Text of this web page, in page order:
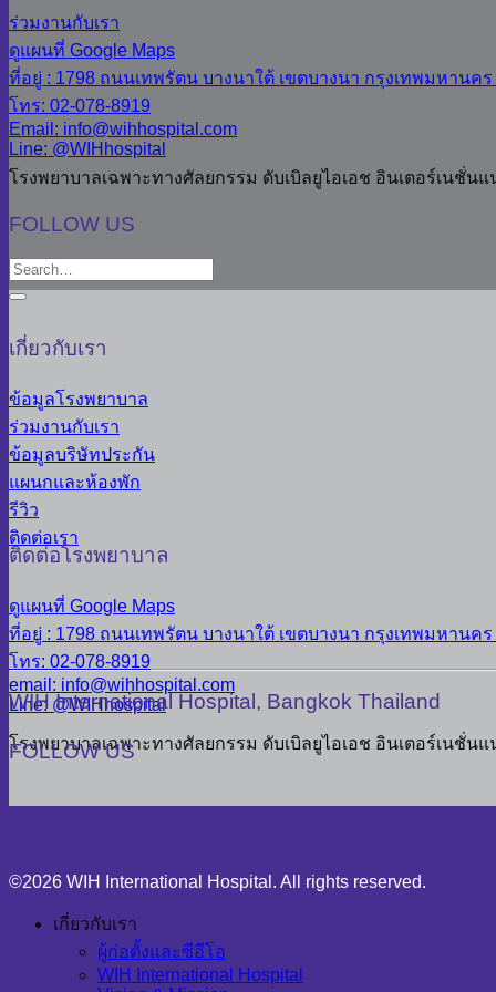
ร่วมงานกับเรา
ดูแผนที่ Google Maps
ที่อยู่ : 1798 ถนนเทพรัตน บางนาใต้ เขตบางนา กรุงเทพมหานคร
โทร: 02-078-8919
Email: info@wihhospital.com
Line: @WIHhospital
โรงพยาบาลเฉพาะทางศัลยกรรม ดับเบิลยูไอเอช อินเตอร์เนชั่นแ
FOLLOW US
เกี่ยวกับเรา
ข้อมูลโรงพยาบาล
ร่วมงานกับเรา
ข้อมูลบริษัทประกัน
แผนกและห้องพัก
รีวิว
ติดต่อเรา
ติดต่อโรงพยาบาล
ดูแผนที่ Google Maps
ที่อยู่ : 1798 ถนนเทพรัตน บางนาใต้ เขตบางนา กรุงเทพมหานคร
โทร: 02-078-8919
email: info@wihhospital.com
Line: @WIHhospital
WIH International Hospital, Bangkok Thailand
โรงพยาบาลเฉพาะทางศัลยกรรม ดับเบิลยูไอเอช อินเตอร์เนชั่นแ
FOLLOW US
©2026 WIH International Hospital. All rights reserved.
เกี่ยวกับเรา
ผู้ก่อตั้งและซีอีโอ
WIH International Hospital